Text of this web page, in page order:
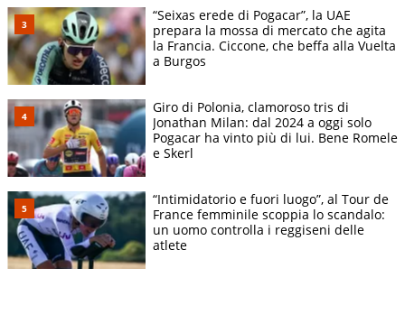
“Seixas erede di Pogacar”, la UAE
prepara la mossa di mercato che agita
la Francia. Ciccone, che beffa alla Vuelta
a Burgos
Giro di Polonia, clamoroso tris di
Jonathan Milan: dal 2024 a oggi solo
Pogacar ha vinto più di lui. Bene Romele
e Skerl
“Intimidatorio e fuori luogo”, al Tour de
France femminile scoppia lo scandalo:
un uomo controlla i reggiseni delle
atlete